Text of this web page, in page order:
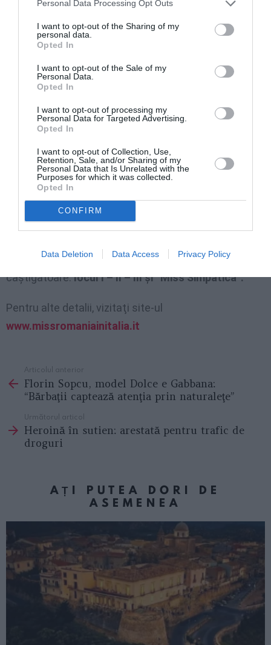
Personal Data Processing Opt Outs
I want to opt-out of the Sharing of my
personal data.
Opted In
I want to opt-out of the Sale of my
Personal Data.
Opted In
I want to opt-out of processing my
Personal Data for Targeted Advertising.
Opted In
I want to opt-out of Collection, Use,
Retention, Sale, and/or Sharing of my
Personal Data that Is Unrelated with the
Purposes for which it was collected.
Opted In
CONFIRM
Data Deletion Data Access Privacy Policy
NOUTATEpentru concursul Miss România in Italia
2012: este introdus votul de popularitate
pentru titlul deMiss Simpatica, de această dată juriul
fiind comunitatea românească din Italia (şi nu
numai), astfel fiecare concurentă este angrenată
într-o proprie “campanie electorală”. Votul de
popularitate permite primelor trei clasate să
Miss România
în Italia să aibă patru
câştigătoare:loculI – II – III şi “Miss Simpatica”.
Pentru alte detalii, vizitaţi site-ul
www.missromaniainitalia.it
more
Articolul anterior
Florin Sopcu, model Dolce e Gabbana:
“Bărbaţii captează atenţia prin naturaleţe”
Următorul articol
Heroină în sutien: arestată pentru trafic de
droguri
AȚI PUTEA DORI DE
ASEMENEA